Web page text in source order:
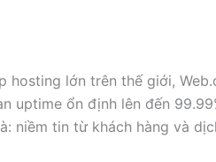
hosting lớn trên thế giới,
uptime ổn định lên đến
niềm tin từ khách hàng và